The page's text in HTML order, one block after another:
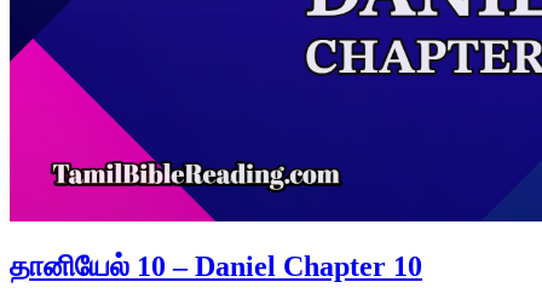
தானியேல் 10 – Daniel Chapter 10